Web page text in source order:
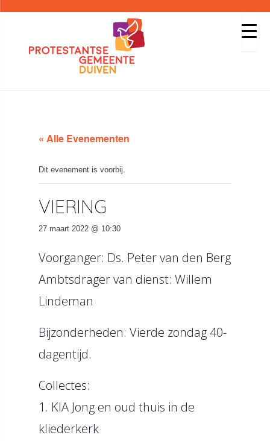
« Alle Evenementen
Dit evenement is voorbij.
VIERING
27 maart 2022 @ 10:30
Voorganger: Ds. Peter van den Berg
Ambtsdrager van dienst: Willem
Lindeman
Bijzonderheden: Vierde zondag 40-
dagentijd.
Collectes:
1. KIA Jong en oud thuis in de
kliederkerk